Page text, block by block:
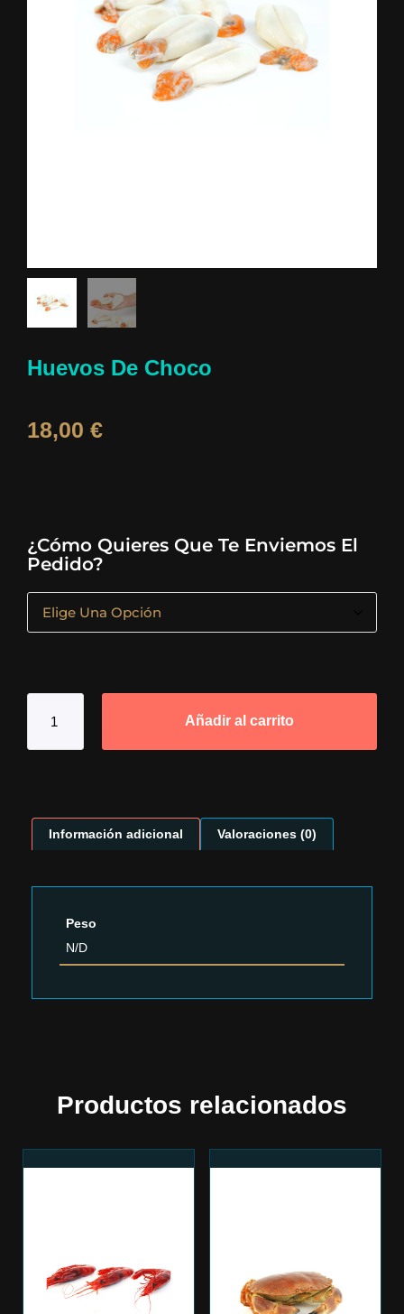
Huevos De Choco
18,00 €
¿Cómo Quieres Que Te Enviemos El
Pedido?
Añadir al carrito
Información adicional Valoraciones (0)
Peso
N/D
Productos relacionados